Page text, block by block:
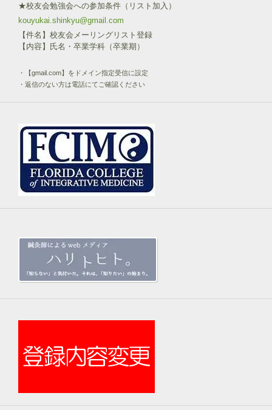
★校友会勉強会への参加条件（リスト加入）
kouyukai.shinkyu@gmail.com
【件名】校友会メーリングリスト登録
【内容】氏名・卒業学科（卒業期）
・【gmail.com】をドメイン指定受信に設定
・返信のない方は電話にてご確認ください